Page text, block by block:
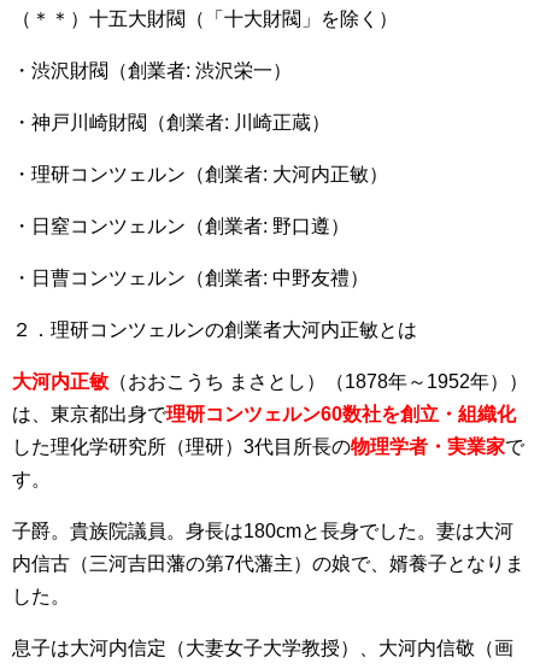
（＊＊）十五大財閥（「十大財閥」を除く）
・渋沢財閥（創業者: 渋沢栄一）
・神戸川崎財閥（創業者: 川崎正蔵）
・理研コンツェルン（創業者: 大河内正敏）
・日窒コンツェルン（創業者: 野口遵）
・日曹コンツェルン（創業者: 中野友禮）
２．理研コンツェルンの創業者大河内正敏とは
大河内正敏 （おおこうち まさとし）（1878年～1952年））
は、東京都出身で理研コンツェルン60数社を創立・組織化
した理化学研究所（理研）3代目所長の物理学者・実業家で
す。
子爵。貴族院議員。身長は180cmと長身でした。妻は大河
内信古（三河吉田藩の第7代藩主）の娘で、婿養子となりま
した。
息子は大河内信定（大妻女子大学教授）、大河内信敬（画